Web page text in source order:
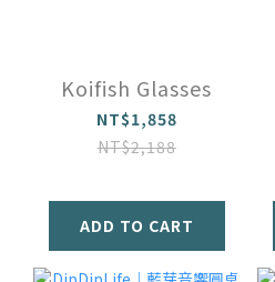
Koifish Glasses
NT$1,858
NT$2,188
ADD TO CART